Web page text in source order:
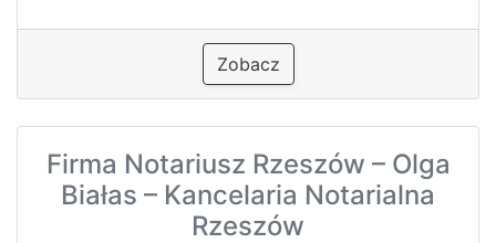
Zobacz
Firma Notariusz Rzeszów – Olga
Białas – Kancelaria Notarialna
Rzeszów